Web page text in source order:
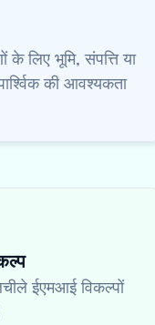
के लिए भूमि, संपत्ति या
की आवश्यकता
ईएमआई विकल्पों